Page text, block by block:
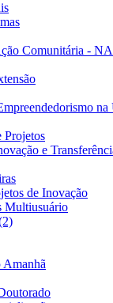
Comunitária -
na
Projetos
e
de Inovação
Multiusuário
Amanhã